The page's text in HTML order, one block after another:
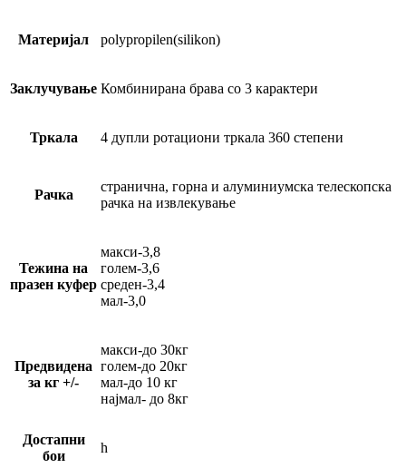
Материјал polypropilen(silikon)
Заклучување Комбинирана брава со 3 карактери
Тркала 4 дупли ротациони тркала 360 степени
Рачка
странична, горна и алуминиумска телескопска
рачка на извлекување
Тежина на
празен куфер
макси-3,8
голем-3,6
среден-3,4
мал-3,0
Предвидена
за кг +/-
макси-до 30кг
голем-до 20кг
мал-до 10 кг
најмал- до 8кг
Достапни
бои
h